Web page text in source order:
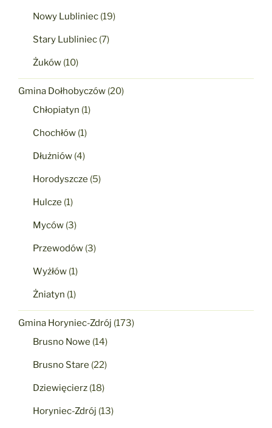
Nowy Lubliniec (19)
Stary Lubliniec (7)
Żuków (10)
Gmina Dołhobyczów (20)
Chłopiatyn (1)
Chochłów (1)
Dłużniów (4)
Horodyszcze (5)
Hulcze (1)
Myców (3)
Przewodów (3)
Wyżłów (1)
Żniatyn (1)
Gmina Horyniec-Zdrój (173)
Brusno Nowe (14)
Brusno Stare (22)
Dziewięcierz (18)
Horyniec-Zdrój (13)